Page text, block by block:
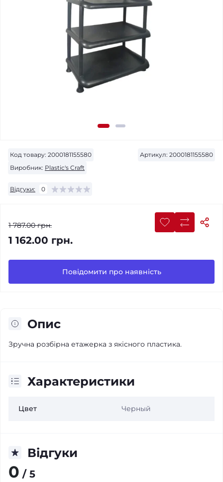
Код товару: 2000181155580 Артикул: 2000181155580
Виробник: Plastic's Craft
Відгуки: 0
1 787.00 грн.
1 162.00 грн.
Повідомити про наявність
Опис
Зручна розбірна етажерка з якісного пластика.
Характеристики
Цвет Черный
Відгуки
0 / 5